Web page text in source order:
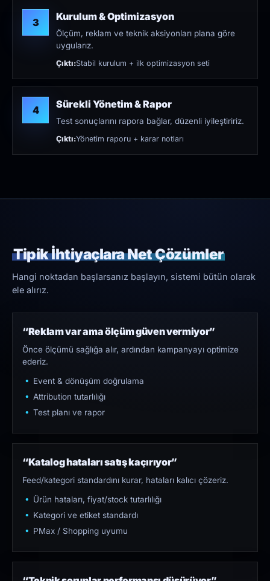
3 Kurulum & Optimizasyon
Ölçüm, reklam ve teknik aksiyonları plana göre
uygularız.
Çıktı:Stabil kurulum + ilk optimizasyon seti
4 Sürekli Yönetim & Rapor
Test sonuçlarını rapora bağlar, düzenli iyileştiririz.
Çıktı:Yönetim raporu + karar notları
Tipik İhtiyaçlara Net Çözümler
Hangi noktadan başlarsanız başlayın, sistemi bütün olarak
ele alırız.
“Reklam var ama ölçüm güven vermiyor”
Önce ölçümü sağlığa alır, ardından kampanyayı optimize
ederiz.
Event & dönüşüm doğrulama
Attribution tutarlılığı
Test planı ve rapor
“Katalog hataları satış kaçırıyor”
Feed/kategori standardını kurar, hataları kalıcı çözeriz.
Ürün hataları, fiyat/stock tutarlılığı
Kategori ve etiket standardı
PMax / Shopping uyumu